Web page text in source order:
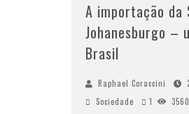
A importação da
Johanesburgo –
Brasil
Raphael Coraccini
Sociedade
1 3560